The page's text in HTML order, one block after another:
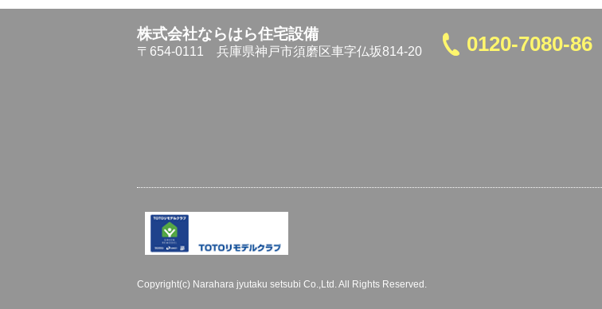
株式会社ならはら住宅設備
〒654-0111 兵庫県神戸市須磨区車字仏坂814-20 0120-7080-86
Copyright(c) Narahara jyutaku setsubi Co.,Ltd. All Rights Reserved.